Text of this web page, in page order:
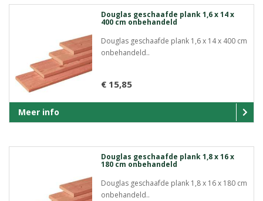
Douglas geschaafde plank 1,6 x 14 x
400 cm onbehandeld
Douglas geschaafde plank 1,6 x 14 x 400 cm
onbehandeld..
€ 15,85
Meer info
Douglas geschaafde plank 1,8 x 16 x
180 cm onbehandeld
Douglas geschaafde plank 1,8 x 16 x 180 cm
onbehandeld..